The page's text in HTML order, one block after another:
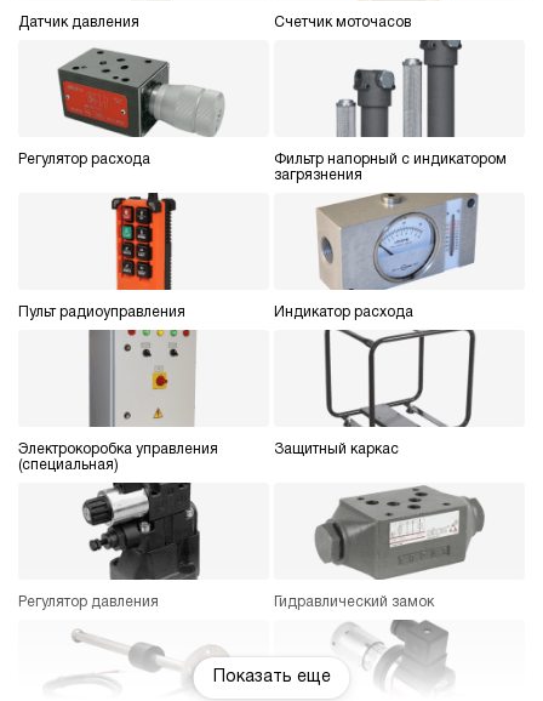
Датчик давления Счетчик моточасов
Регулятор расхода
Фильтр напорный с индикатором
загрязнения
Пульт радиоуправления Индикатор расхода
Электрокоробка управления
(специальная)
Защитный каркас
Регулятор давления Гидравлический замок
Показать еще